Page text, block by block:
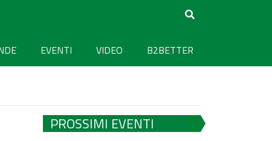
EVENTI VIDEO B2BETTER
PROSSIMI EVENTI